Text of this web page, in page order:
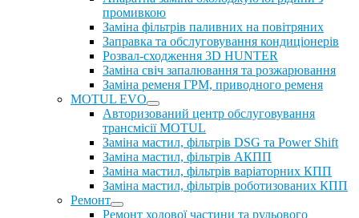
промивкою
Заміна фільтрів паливних на повітряних
Заправка та обслуговування кондиціонерів
Розвал-сходження 3D HUNTER
Заміна свіч запалювання та розжарювання
Заміна ременя ГРМ, приводного ременя
MOTUL EVO
Авторизований центр обслуговування
трансмісії MOTUL
Заміна мастил, фільтрів DSG та Power Shift
Заміна мастил, фільтрів АКПП
Заміна мастил, фільтрів варіаторних КПП
Заміна мастил, фільтрів роботизованих КПП
Ремонт
Ремонт ходової частини та рульового